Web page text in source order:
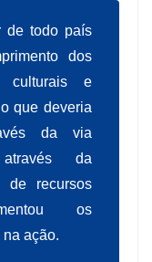
de todo país
dos
culturais e
que deveria
da via
da
de recursos
os
ação.